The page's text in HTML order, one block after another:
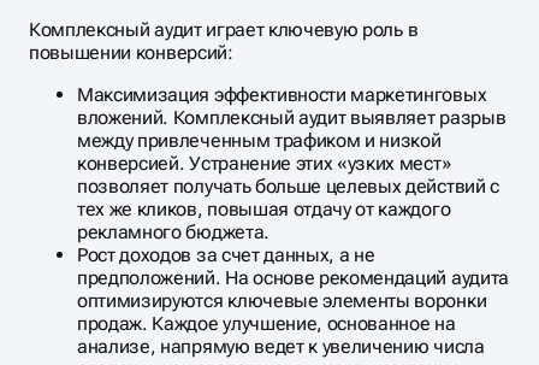
Комплексный аудит играет ключевую роль в
повышении конверсий:
Максимизация эффективности маркетинговых
вложений. Комплексный аудит выявляет разрыв
между привлеченным трафиком и низкой
конверсией. Устранение этих «узких мест»
позволяет получать больше целевых действий с
тех же кликов, повышая отдачу от каждого
рекламного бюджета.
Рост доходов за счет данных, а не
предположений. На основе рекомендаций аудита
оптимизируются ключевые элементы воронки
продаж. Каждое улучшение, основанное на
анализе, напрямую ведет к увеличению числа